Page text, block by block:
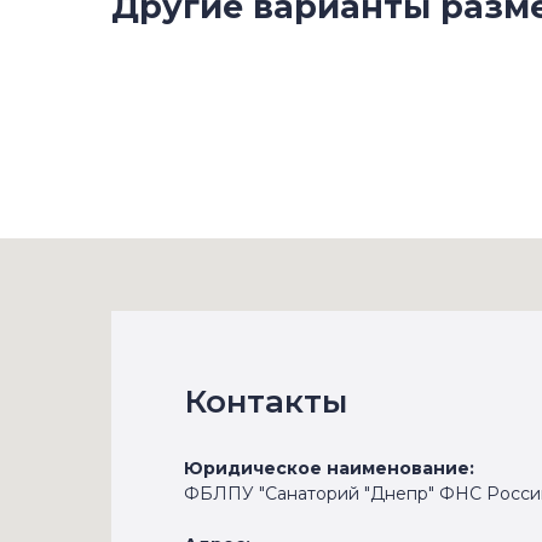
Контакты
Юридическое наименование:
ФБЛПУ "Санаторий "Днепр" ФНС